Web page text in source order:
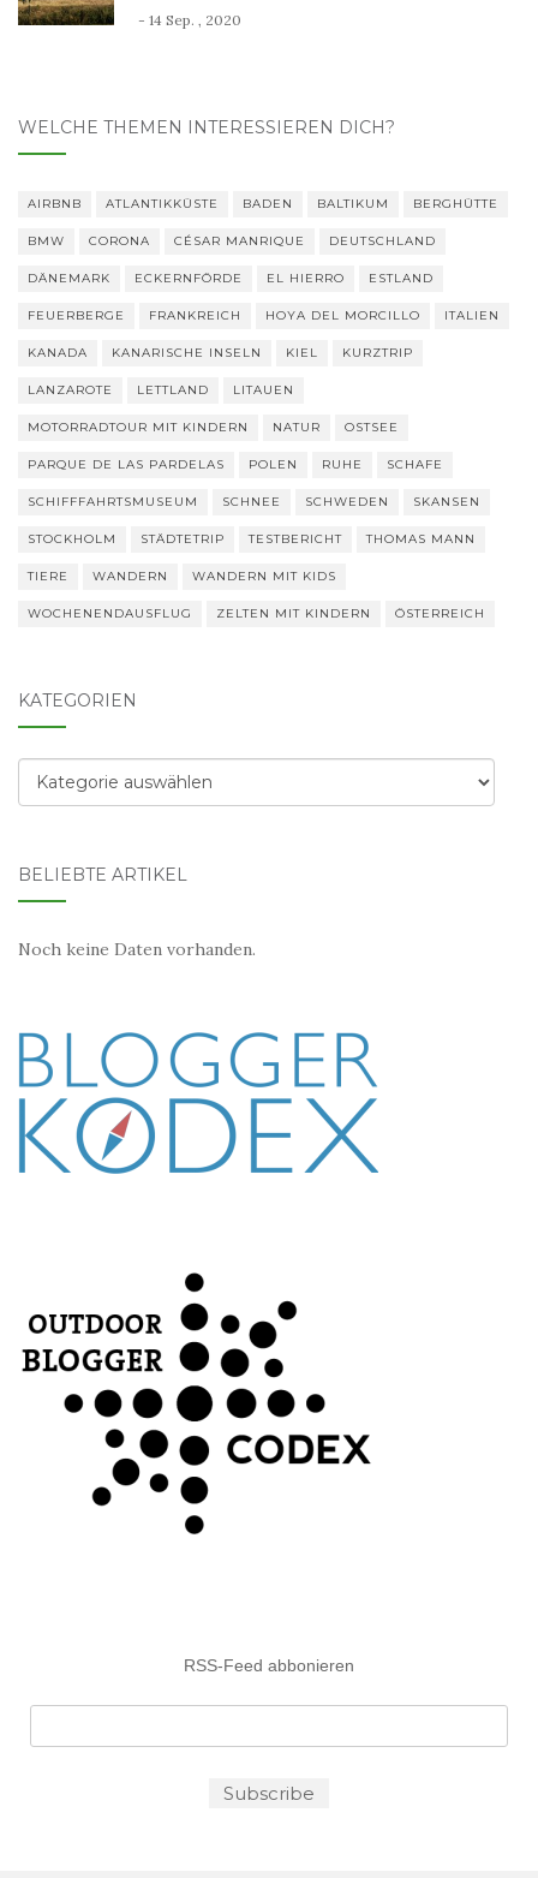
- 14 Sep. , 2020
WELCHE THEMEN INTERESSIEREN DICH?
AIRBNB ATLANTIKKÜSTE BADEN BALTIKUM BERGHÜTTE
BMW CORONA CÉSAR MANRIQUE DEUTSCHLAND
DÄNEMARK ECKERNFÖRDE EL HIERRO ESTLAND
FEUERBERGE FRANKREICH HOYA DEL MORCILLO ITALIEN
KANADA KANARISCHE INSELN KIEL KURZTRIP
LANZAROTE LETTLAND LITAUEN
MOTORRADTOUR MIT KINDERN NATUR OSTSEE
PARQUE DE LAS PARDELAS POLEN RUHE SCHAFE
SCHIFFFAHRTSMUSEUM SCHNEE SCHWEDEN SKANSEN
STOCKHOLM STÄDTETRIP TESTBERICHT THOMAS MANN
TIERE WANDERN WANDERN MIT KIDS
WOCHENENDAUSFLUG ZELTEN MIT KINDERN ÖSTERREICH
KATEGORIEN
Kategorien
BELIEBTE ARTIKEL
Noch keine Daten vorhanden.
RSS-Feed abbonieren